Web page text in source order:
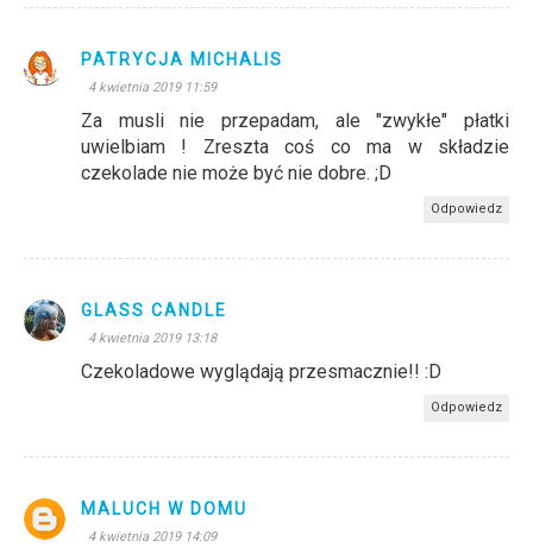
PATRYCJA MICHALIS
4 kwietnia 2019 11:59
Za musli nie przepadam, ale "zwykłe" płatki
uwielbiam ! Zreszta coś co ma w składzie
czekolade nie może być nie dobre. ;D
Odpowiedz
GLASS CANDLE
4 kwietnia 2019 13:18
Czekoladowe wyglądają przesmacznie!! :D
Odpowiedz
MALUCH W DOMU
4 kwietnia 2019 14:09